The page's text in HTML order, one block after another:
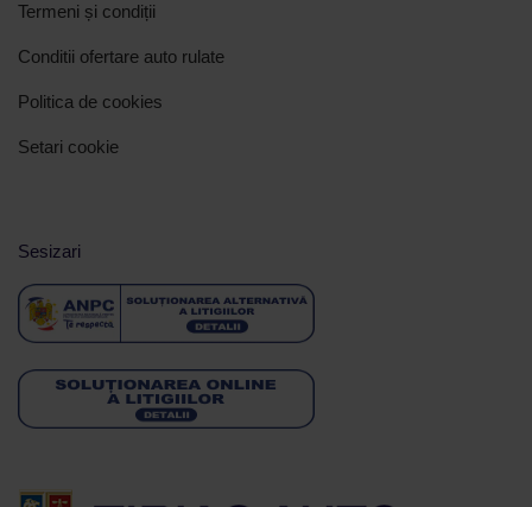
Termeni și condiții
Conditii ofertare auto rulate
Politica de cookies
Setari cookie
Sesizari